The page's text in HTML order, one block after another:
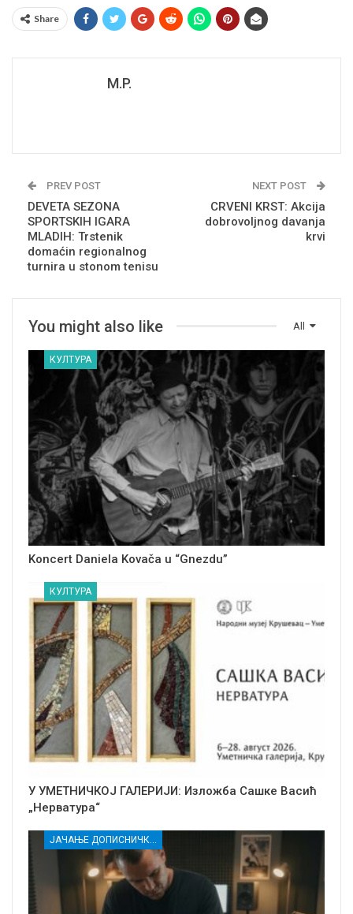
Share
M.P.
PREV POST
DEVETA SEZONA
SPORTSKIH IGARA
MLADIH: Trstenik
domaćin regionalnog
turnira u stonom tenisu
NEXT POST
CRVENI KRST: Akcija
dobrovoljnog davanja
krvi
All
You might also like
КУЛТУРА
Koncert Daniela Kovača u “Gnezdu”
КУЛТУРА
У УМЕТНИЧКОЈ ГАЛЕРИЈИ: Изложба Сашке Васић
„Нерватура“
ЈАЧАЊЕ ДОПИСНИЧКЕ МРЕЖЕ НЕЗАВИСНИХ МЕДИЈА У РАСИНСКОМ ОКРУГУ